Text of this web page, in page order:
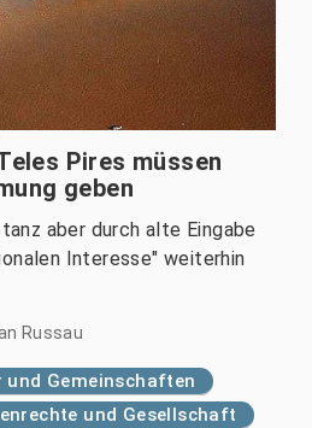
Pires müssen
geben
aber durch alte Eingabe
Interesse" weiterhin
Russau
Gemeinschaften
und Gesellschaft